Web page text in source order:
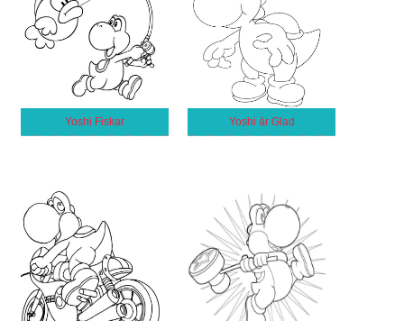
Yoshi Fiskar Yoshi är Glad